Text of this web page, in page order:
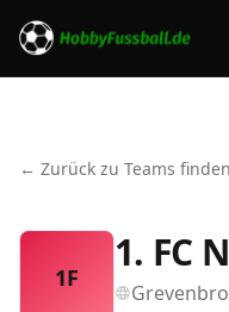
← Zurück zu Teams finden
1F
1. FC